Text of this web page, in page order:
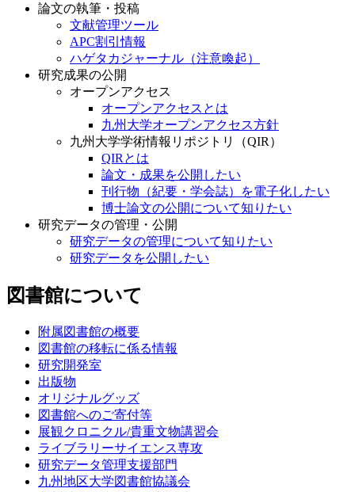
論文の執筆・投稿
文献管理ツール
APC割引情報
ハゲタカジャーナル（注意喚起）
研究成果の公開
オープンアクセス
オープンアクセスとは
九州大学オープンアクセス方針
九州大学学術情報リポジトリ（QIR）
QIRとは
論文・成果を公開したい
刊行物（紀要・学会誌）を電子化したい
博士論文の公開について知りたい
研究データの管理・公開
研究データの管理について知りたい
研究データを公開したい
図書館について
附属図書館の概要
図書館の移転に係る情報
研究開発室
出版物
オリジナルグッズ
図書館へのご寄付等
展観クロニクル/貴重文物講習会
ライブラリーサイエンス専攻
研究データ管理支援部門
九州地区大学図書館協議会